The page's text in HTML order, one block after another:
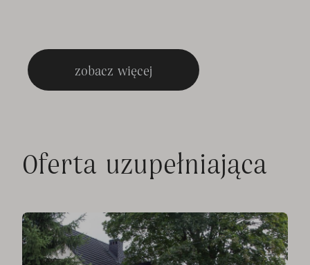
zobacz więcej
Oferta uzupełniająca